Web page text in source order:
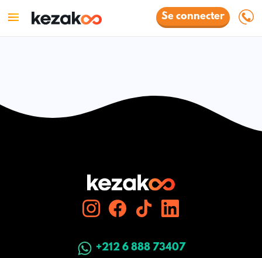
Se connecter
+212 6 888 73407